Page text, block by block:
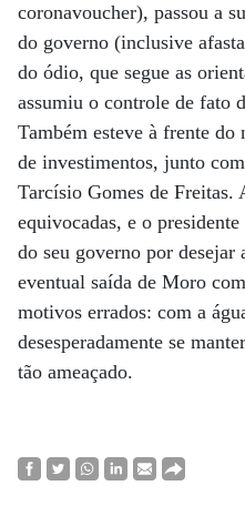
coronavoucher), passou a
do governo (inclusive
do ódio, que segue as
assumiu o controle de fato
Também esteve à frente
de investimentos, junto
Tarcísio Gomes de Freitas.
equivocadas, e o
do seu governo por desejar
eventual saída de Moro
motivos errados: com a
desesperadamente se
tão ameaçado.